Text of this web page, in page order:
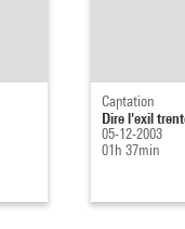
Captation
Dire l'exil
05-12-2003
01h 37min